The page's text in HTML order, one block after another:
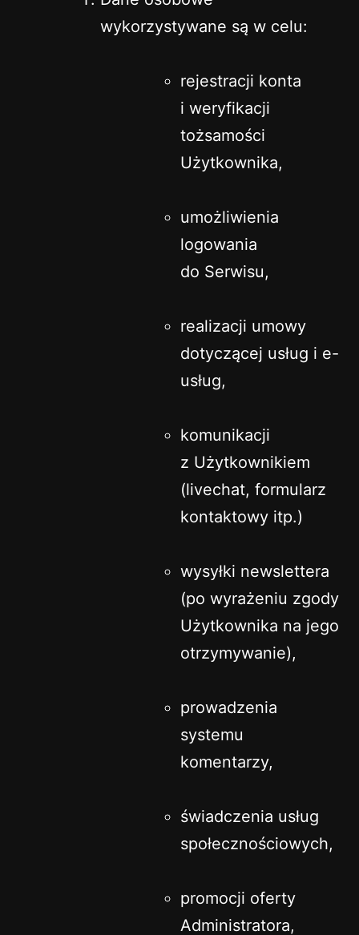
wykorzystywane są w celu:
rejestracji konta
i weryfikacji
tożsamości
Użytkownika,
umożliwienia
logowania
do Serwisu,
realizacji umowy
dotyczącej usług i e-
usług,
komunikacji
z Użytkownikiem
(livechat, formularz
kontaktowy itp.)
wysyłki newslettera
(po wyrażeniu zgody
Użytkownika na jego
otrzymywanie),
prowadzenia
systemu
komentarzy,
świadczenia usług
społecznościowych,
promocji oferty
Administratora,